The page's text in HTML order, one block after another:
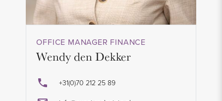
OFFICE MANAGER FINANCE
Wendy den Dekker
+31(0)70 212 25 89